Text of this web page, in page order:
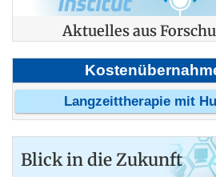
Aktuelles aus
Langzeittherapie mit
Blick in die Zukunft